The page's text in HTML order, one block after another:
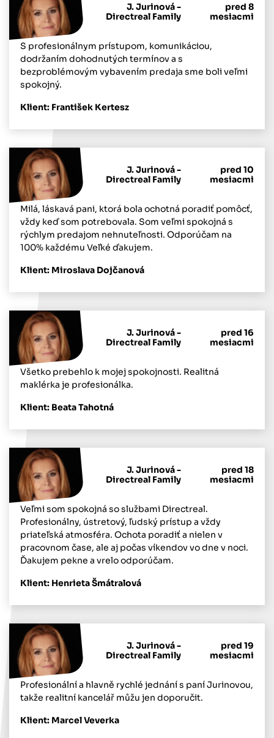
J. Jurinová -
Directreal Family
pred 8
mesiacmi
S profesionálnym prístupom, komunikáciou,
dodržaním dohodnutých termínov a s
bezproblémovým vybavením predaja sme boli veľmi
spokojný.
Klient: František Kertesz
J. Jurinová -
Directreal Family
pred 10
mesiacmi
Milá, láskavá pani, ktorá bola ochotná poradiť pomôcť,
vždy keď som potrebovala. Som veľmi spokojná s
rýchlym predajom nehnuteľnosti. Odporúčam na
100% každému Veľké ďakujem.
Klient: Miroslava Dojčanová
J. Jurinová -
Directreal Family
pred 16
mesiacmi
Všetko prebehlo k mojej spokojnosti. Realitná
maklérka je profesionálka.
Klient: Beata Tahotná
J. Jurinová -
Directreal Family
pred 18
mesiacmi
Veľmi som spokojná so službami Directreal.
Profesionálny, ústretový, ľudský prístup a vždy
priateľská atmosféra. Ochota poradiť a nielen v
pracovnom čase, ale aj počas víkendov vo dne v noci.
Ďakujem pekne a vrelo odporúčam.
Klient: Henrieta Šmátralová
J. Jurinová -
Directreal Family
pred 19
mesiacmi
Profesionální a hlavně rychlé jednání s paní Jurinovou,
takže realitní kancelář můžu jen doporučit.
Klient: Marcel Veverka